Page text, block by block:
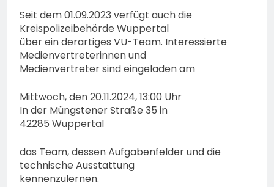
Seit dem 01.09.2023 verfügt auch die
Kreispolizeibehörde Wuppertal
über ein derartiges VU-Team. Interessierte
Medienvertreterinnen und
Medienvertreter sind eingeladen am
Mittwoch, den 20.11.2024, 13:00 Uhr
In der Müngstener Straße 35 in
42285 Wuppertal
das Team, dessen Aufgabenfelder und die
technische Ausstattung
kennenzulernen.